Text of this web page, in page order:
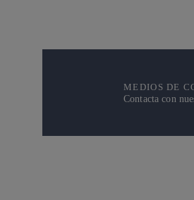
MEDIOS DE
Contacta con